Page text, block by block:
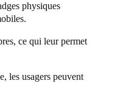
physiques
ce qui leur permet
les usagers peuvent